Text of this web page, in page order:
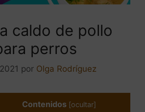
caldo de pollo
perros
por Olga Rodríguez
Contenidos [ocultar]